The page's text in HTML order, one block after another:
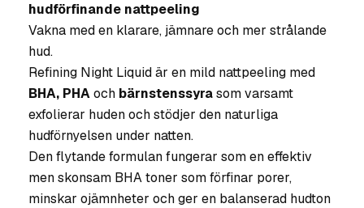
hudförfinande nattpeeling
Vakna med en klarare, jämnare och mer strålande
hud.
Refining Night Liquid är en mild nattpeeling med
BHA, PHAoch bärnstenssyrasom varsamt
exfolierar huden och stödjer den naturliga
hudförnyelsen under natten.
Den flytande formulan fungerar som en effektiv
men skonsam BHA toner som förfinar porer,
minskar ojämnheter och ger en balanserad hudton